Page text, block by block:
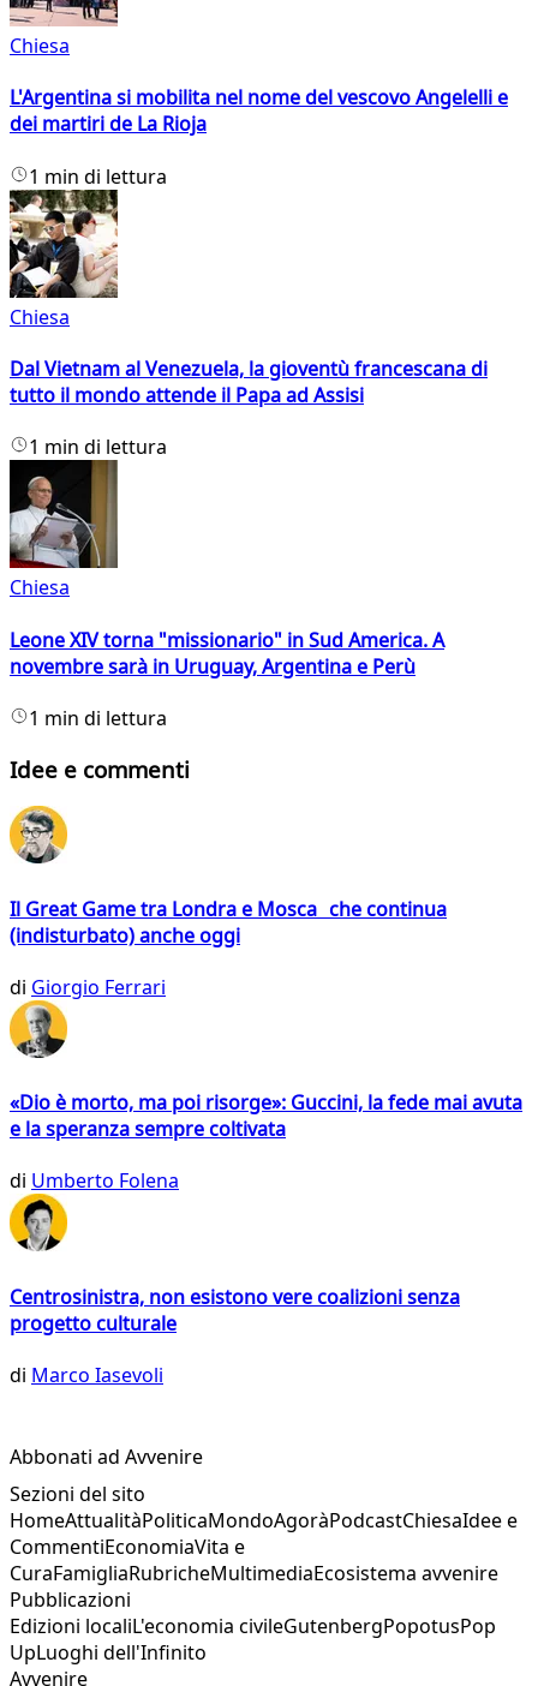
Chiesa
L'Argentina si mobilita nel nome del vescovo Angelelli e
dei martiri de La Rioja
1 min di lettura
Chiesa
Dal Vietnam al Venezuela, la gioventù francescana di
tutto il mondo attende il Papa ad Assisi
1 min di lettura
Chiesa
Leone XIV torna "missionario" in Sud America. A
novembre sarà in Uruguay, Argentina e Perù
1 min di lettura
Idee e commenti
Il Great Game tra Londra e Mosca che continua
(indisturbato) anche oggi
di Giorgio Ferrari
«Dio è morto, ma poi risorge»: Guccini, la fede mai avuta
e la speranza sempre coltivata
di Umberto Folena
Centrosinistra, non esistono vere coalizioni senza
progetto culturale
di Marco Iasevoli
Abbonati ad Avvenire
Sezioni del sito
HomeAttualitàPoliticaMondoAgoràPodcastChiesaIdee e
CommentiEconomiaVita e
CuraFamigliaRubricheMultimediaEcosistema avvenire
Pubblicazioni
Edizioni localiL'economia civileGutenbergPopotusPop
UpLuoghi dell'Infinito
Avvenire